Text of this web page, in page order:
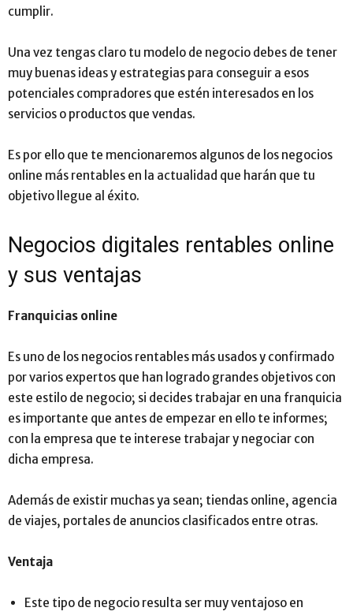
cumplir.
Una vez tengas claro tu modelo de negocio debes de tener
muy buenas ideas y estrategias para conseguir a esos
potenciales compradores que estén interesados en los
servicios o productos que vendas.
Es por ello que te mencionaremos algunos de los negocios
online más rentables en la actualidad que harán que tu
objetivo llegue al éxito.
Negocios digitales rentables online
y sus ventajas
Franquicias online
Es uno de los negocios rentables más usados y confirmado
por varios expertos que han logrado grandes objetivos con
este estilo de negocio; si decides trabajar en una franquicia
es importante que antes de empezar en ello te informes;
con la empresa que te interese trabajar y negociar con
dicha empresa.
Además de existir muchas ya sean; tiendas online, agencia
de viajes, portales de anuncios clasificados entre otras.
Ventaja
Este tipo de negocio resulta ser muy ventajoso en